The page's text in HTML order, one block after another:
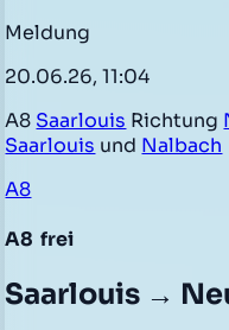
Meldung
20.06.26, 11:04
A8 Saarlouis Richtung
Saarlouis und Nalbach
A8
A8 frei
Saarlouis →